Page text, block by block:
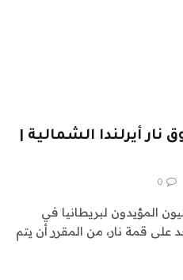
أيرلندا الشمالية |
0
المؤيدون لبريطانيا في
على قمة نار، من المقرر أن يتم